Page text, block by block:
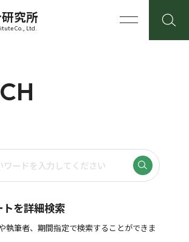
究所
Co., Ltd.
トを詳細検索
執筆者、期間指定で検索することができま